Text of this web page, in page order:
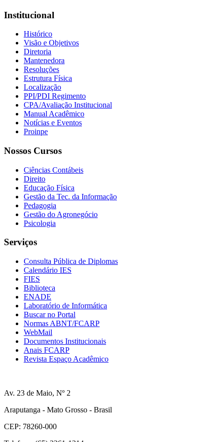
Institucional
Histórico
Visão e Objetivos
Diretoria
Mantenedora
Resoluções
Estrutura Física
Localização
PPI/PDI Regimento
CPA/Avaliação Institucional
Manual Acadêmico
Notícias e Eventos
Proinpe
Nossos Cursos
Ciências Contábeis
Direito
Educação Física
Gestão da Tec. da Informação
Pedagogia
Gestão do Agronegócio
Psicologia
Serviços
Consulta Pública de Diplomas
Calendário IES
FIES
Biblioteca
ENADE
Laboratório de Informática
Buscar no Portal
Normas ABNT/FCARP
WebMail
Documentos Institucionais
Anais FCARP
Revista Espaço Acadêmico
Av. 23 de Maio, Nº 2
Araputanga - Mato Grosso - Brasil
CEP: 78260-000